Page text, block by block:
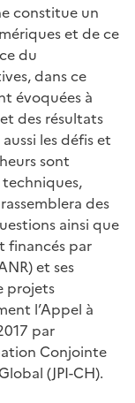
constitue un
et de ce
du
dans ce
évoquées à
des résultats
les défis et
sont
des
ainsi que
financés par
et ses
projets
l’Appel à
par
Conjointe
(JPI-CH).